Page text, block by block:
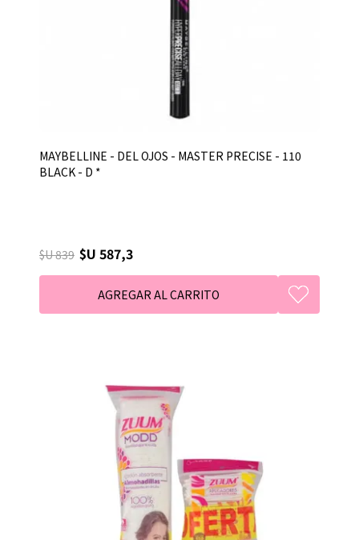
MAYBELLINE - DEL OJOS - MASTER PRECISE - 110
BLACK - D *
$U 839 $U 587,3